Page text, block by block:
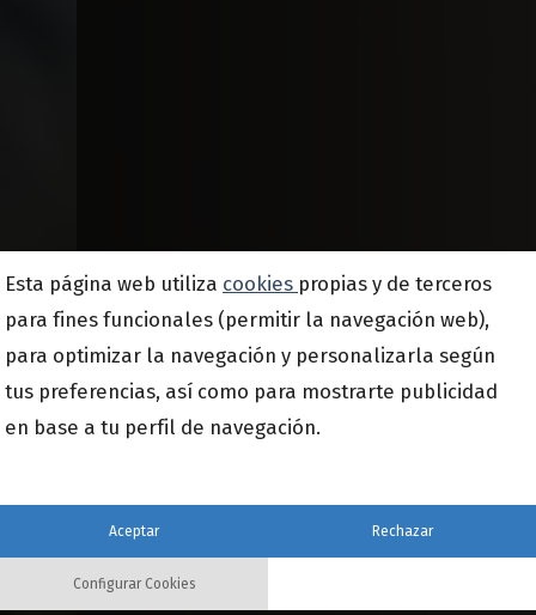
Esta página web utiliza cookies propias y de terceros
para fines funcionales (permitir la navegación web),
para optimizar la navegación y personalizarla según
tus preferencias, así como para mostrarte publicidad
en base a tu perfil de navegación.
Aceptar Rechazar
Configurar Cookies